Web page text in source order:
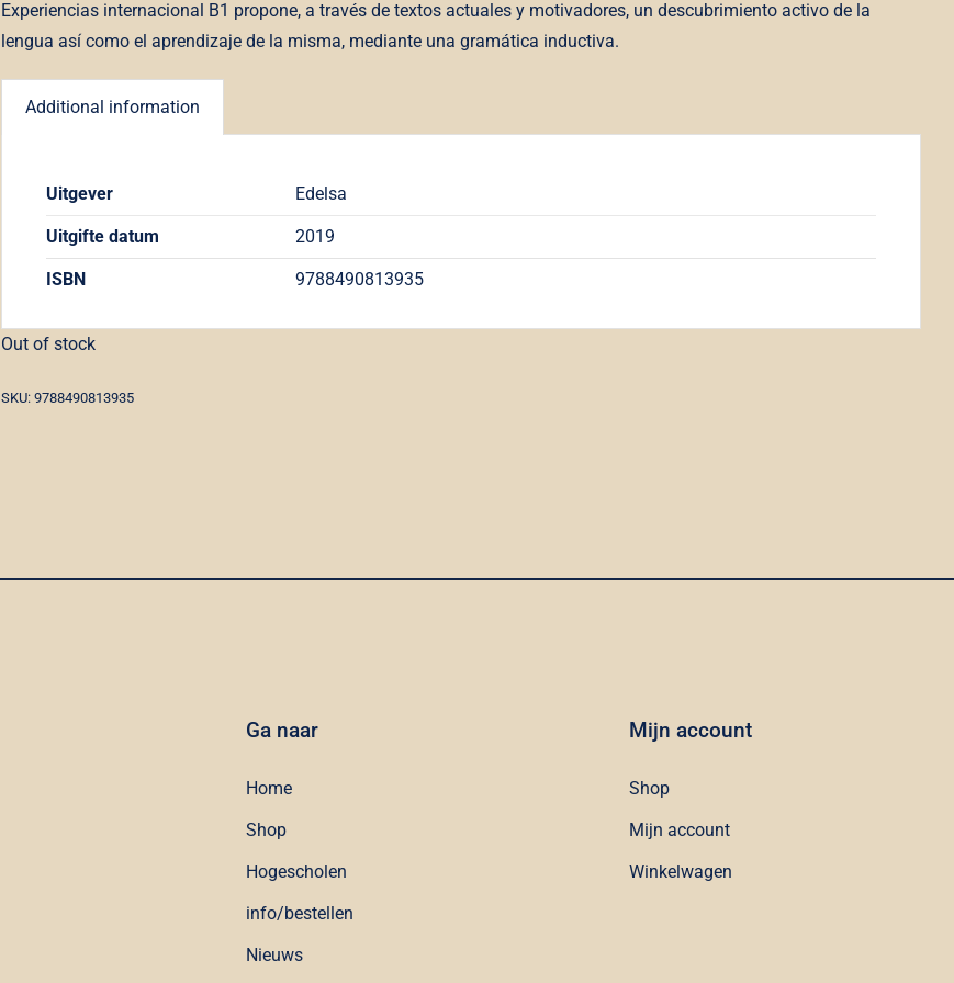
Experiencias internacional B1 propone, a través de textos actuales y motivadores, un descubrimiento activo de la
lengua así como el aprendizaje de la misma, mediante una gramática inductiva.
Additional information
Uitgever Edelsa
Uitgifte datum 2019
ISBN 9788490813935
Out of stock
SKU: 9788490813935
Ga naar
Home
Shop
Hogescholen
info/bestellen
Nieuws
Mijn account
Shop
Mijn account
Winkelwagen